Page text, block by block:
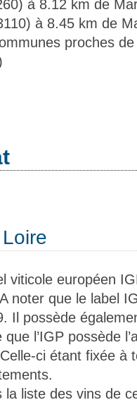
à 8.12 km de
à 8.45 km de
proches
viticole européen
noter que le label
Il possède
l’IGP possède
ci étant fixée à
liste des vins de